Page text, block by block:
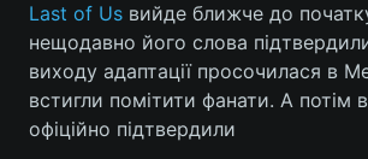
Головна Війна
Україна Політика
Last of Us вийде ближче до
нещодавно його слова
виходу адаптації просочилася в
встигли помітити фанати. А потім
офіційно підтвердили